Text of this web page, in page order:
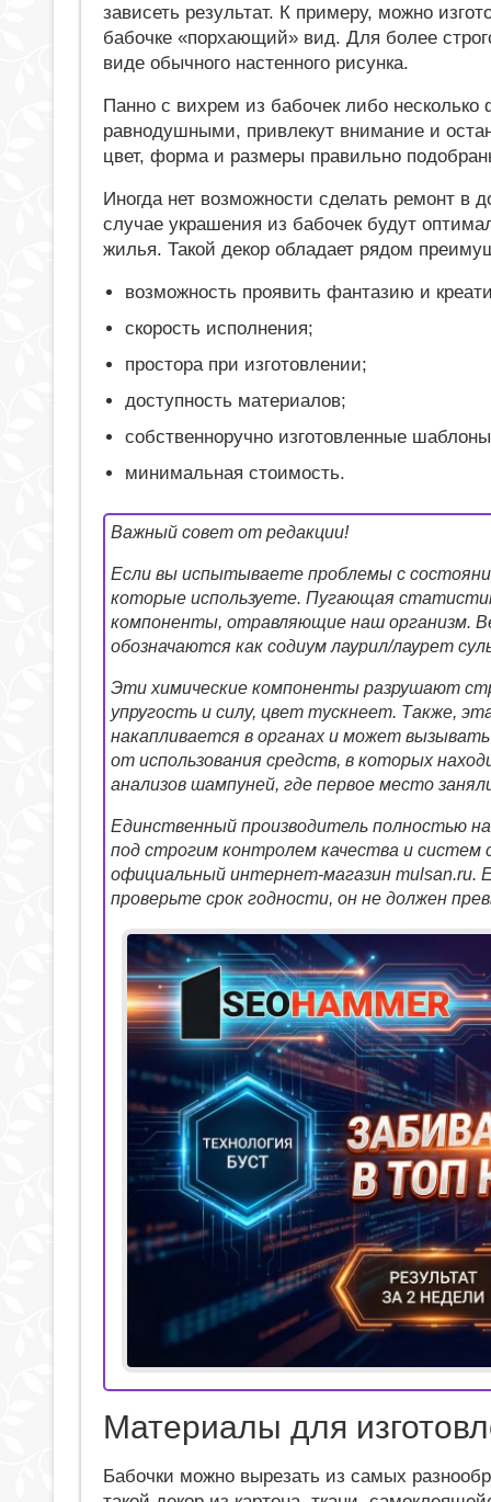
зависеть результат. К примеру, можно
бабочке «порхающий» вид. Для более
виде обычного настенного рисунка.
Панно с вихрем из бабочек либо несколько
равнодушными, привлекут внимание и
цвет, форма и размеры правильно
Иногда нет возможности сделать ремонт в
случае украшения из бабочек будут
жилья. Такой декор обладает рядом
возможность проявить фантазию и
скорость исполнения;
простора при изготовлении;
доступность материалов;
собственноручно изготовленные
минимальная стоимость.
Важный совет от редакции!
Если вы испытываете проблемы с
которые используете. Пугающая
компоненты, отравляющие наш организм.
обозначаются как содиум лаурил/лаурет
Эти химические компоненты разрушают
упругость и силу, цвет тускнеет. Также,
накапливается в органах и может
от использования средств, в которых
анализов шампуней, где первое место
Единственный производитель полностью
под строгим контролем качества и
официальный интернет-магазин mulsan.ru.
проверьте срок годности, он не должен
Материалы для
Бабочки можно вырезать из самых